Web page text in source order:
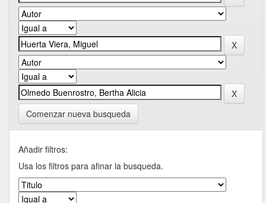
Comenzar nueva busqueda
Añadir filtros:
Usa los filtros para afinar la busqueda.